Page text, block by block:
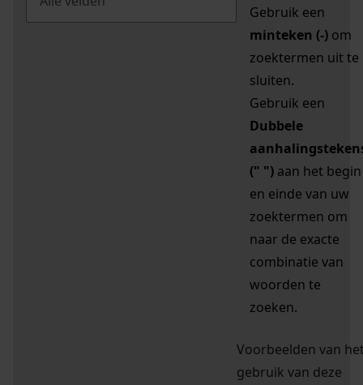
Gebruik een
minteken (-) om
zoektermen uit te
sluiten.
Gebruik een
Dubbele
(" ") aan het begin
en einde van uw
zoektermen om
naar de exacte
combinatie van
woorden te
zoeken.
Voorbeelden van
gebruik van deze